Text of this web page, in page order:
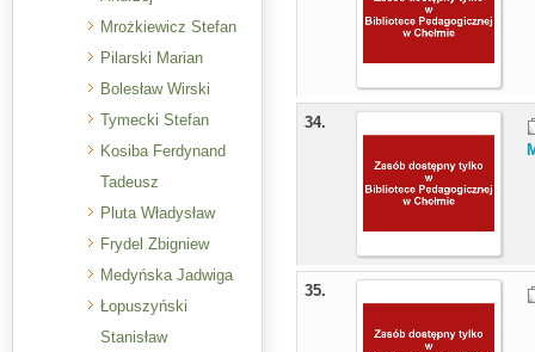
Mrożkiewicz Stefan
Pilarski Marian
Bolesław Wirski
Tymecki Stefan
Kosiba Ferdynand
Tadeusz
Pluta Władysław
Frydel Zbigniew
Medyńska Jadwiga
Łopuszyński
Stanisław
34.
35.